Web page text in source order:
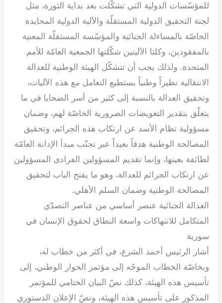
للمؤسّسات الدولية التي تشكّلت بعد بداية الثورة، مثل
لجنة التحقيق الدولية المستقلّة والآلية الدولية المحايدة
الخاصّة بالمساءلة الجنائية والمؤسّسة المستقلّة المعنية
بالمفقودين، وكلتا الآليتين شكّلتها الجمعية العامّة للأمم
المتحدة. ولذلك يجب أن تتشكّل الهيئة الوطنية للعدالة
الانتقالية نظيراً وطنياً يستطيع التعامل مع هذه الآليات،
وتحقيق العدالة بالنسبة إلى كثير من أسر الضحايا في ما
يتعلّق بتقدير التعويضات الضرورية الخاصّة لهم، وضمان
مسؤولية نظام الأسد عن ارتكاب هذه الجرائم، وتحقيق
المصالحة الوطنية هدفاً بعيداً عبر تجنّب مبدأ الإدانة العامّة
لطائفة بعينها، وإنما تقديم المسؤولين الفرادى المسؤولين
عن ارتكاب الجرائم للعدالة، وهو ما يفتح الباب لتحقيق
المصالحة الوطنية وضمان السلم الأهلي.
العدالة الجنائية عنصر أساسي من عناصر التصدّي
المتكامل للانتهاكات واسعة النطاق لحقوق الإنسان في
سورية
أشار الرئيس أحمد الشرع، في أكثر من خطاب له،
وبخاصّة الخطاب الموجّه إلى مؤتمر الحوار الوطني، إلى
تأسيس هذه الهيئة، كذلك نصّ البيان الختامي للمؤتمر
المذكور على تأسيس هذه الهيئة، ونصّ الإعلان الدستوري